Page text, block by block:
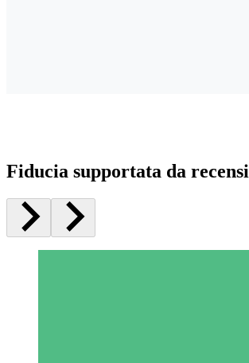
Fiducia supportata da